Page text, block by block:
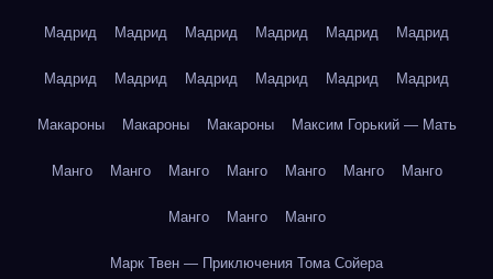
Мадрид Мадрид Мадрид Мадрид Мадрид Мадрид
Мадрид Мадрид Мадрид Мадрид Мадрид Мадрид
Макароны Макароны Макароны Максим Горький — Мать
Манго Манго Манго Манго Манго Манго Манго
Манго Манго Манго
Марк Твен — Приключения Тома Сойера